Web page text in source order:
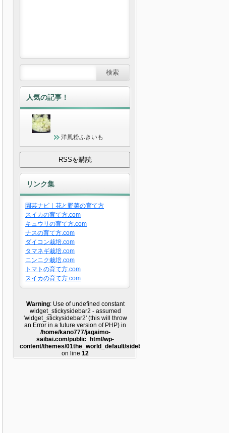
人気の記事！
洋風粉ふきいも
リンク集
園芸ナビ｜花と野菜の育て方
スイカの育て方.com
キュウリの育て方.com
ナスの育て方.com
ダイコン栽培.com
タマネギ栽培.com
ニンニク栽培.com
トマトの育て方.com
スイカの育て方.com
Warning: Use of undefined constant
widget_stickysidebar2 - assumed
'widget_stickysidebar2' (this will throw
an Error in a future version of PHP) in
/home/kano777/jagaimo-
saibai.com/public_html/wp-
content/themes/01the_world_default/sidebar2.php
on line 12